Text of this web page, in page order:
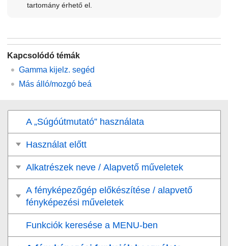
tartomány érhető el.
Kapcsolódó témák
Gamma kijelz. segéd
Más álló/mozgó beá
A „Súgóútmutató” használata
Használat előtt
Alkatrészek neve / Alapvető műveletek
A fényképezőgép előkészítése / alapvető
fényképezési műveletek
Funkciók keresése a MENU-ben